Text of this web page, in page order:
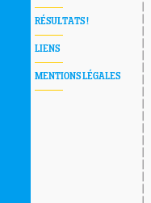
RÉSULTATS !
LIENS
MENTIONS LÉGALES